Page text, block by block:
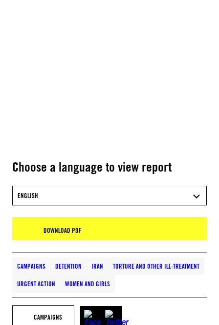
Choose a language to view report
ENGLISH
DOWNLOAD PDF
CAMPAIGNS DETENTION IRAN TORTURE AND OTHER ILL-TREATMENT
URGENT ACTION WOMEN AND GIRLS
CAMPAIGNS